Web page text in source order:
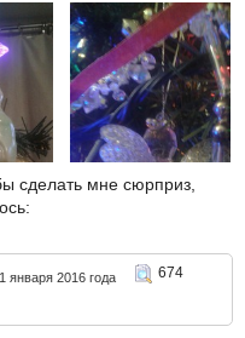
сделать мне сюрприз,
1 января 2016 года
674